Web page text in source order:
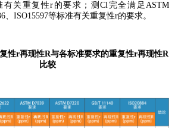
有关重复性r 的要求；测Cl 完全满足ASTM
、 ISO15597等标准有关重复性r的要求。
性r再现性R与各标准要求的重复性r再现性R
比较